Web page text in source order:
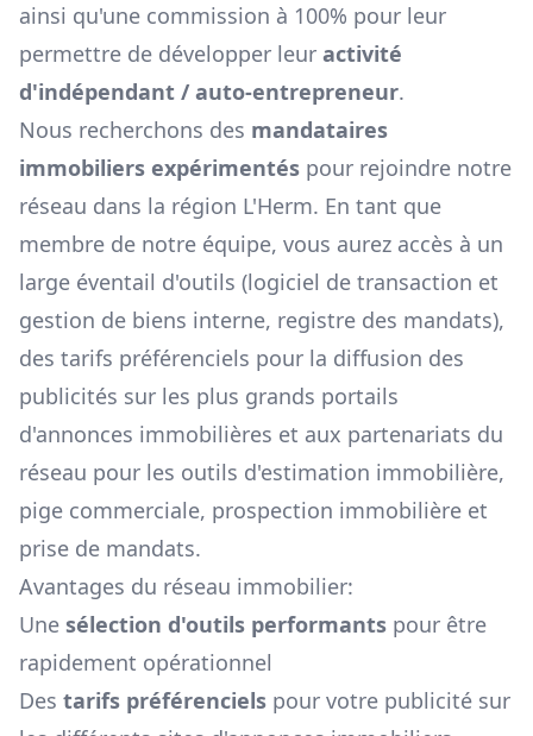
ainsi qu'une commission à 100% pour leur
permettre de développer leur activité
d'indépendant / auto-entrepreneur.
Nous recherchons des mandataires
immobiliers expérimentés pour rejoindre notre
réseau dans la région L'Herm. En tant que
membre de notre équipe, vous aurez accès à un
large éventail d'outils (logiciel de transaction et
gestion de biens interne, registre des mandats),
des tarifs préférenciels pour la diffusion des
publicités sur les plus grands portails
d'annonces immobilières et aux partenariats du
réseau pour les outils d'estimation immobilière,
pige commerciale, prospection immobilière et
prise de mandats.
Avantages du réseau immobilier:
Une sélection d'outils performants pour être
rapidement opérationnel
Des tarifs préférenciels pour votre publicité sur